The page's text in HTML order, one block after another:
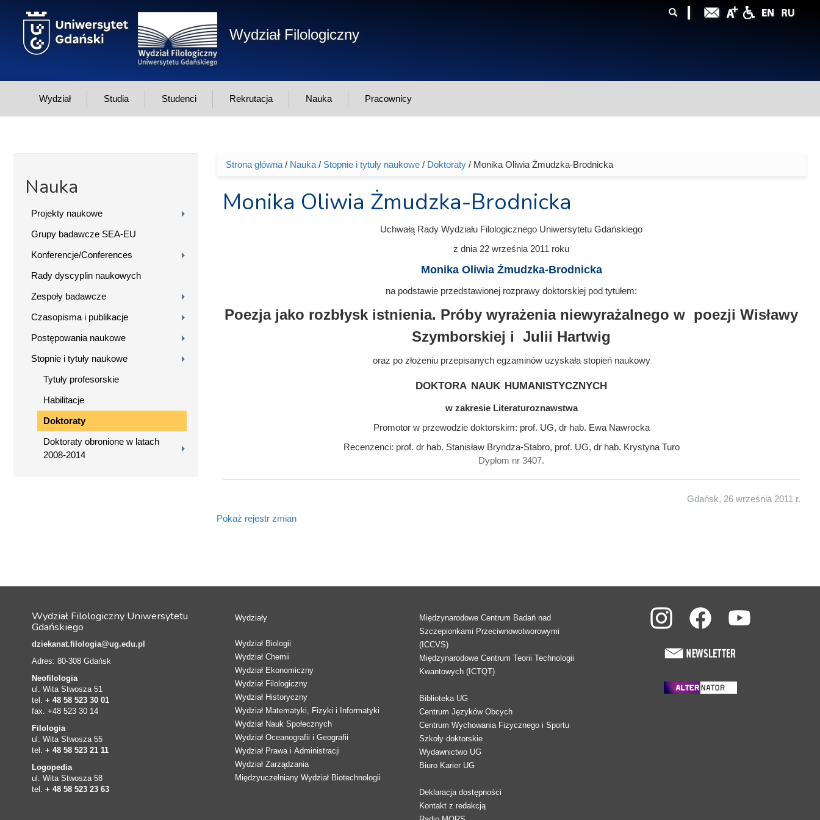
Wydział Filologiczny
Wydział Studia Studenci Rekrutacja Nauka Pracownicy
Nauka
Projekty naukowe
Grupy badawcze SEA-EU
Konferencje/Conferences
Rady dyscyplin naukowych
Zespoły badawcze
Czasopisma i publikacje
Postępowania naukowe
Stopnie i tytuły naukowe
Tytuły profesorskie
Habilitacje
Doktoraty
Doktoraty obronione w latach
2008-2014
Jesteś tutaj
Strona główna/ Nauka/ Stopnie i tytuły naukowe/ Doktoraty/ Monika Oliwia Żmudzka-Brodnicka
Monika Oliwia Żmudzka-Brodnicka
Uchwałą Rady Wydziału Filologicznego Uniwersytetu Gdańskiego
z dnia 22 września 2011 roku
Monika Oliwia Żmudzka-Brodnicka
na podstawie przedstawionej rozprawy doktorskiej pod tytułem:
Poezja jako rozbłysk istnienia. Próby wyrażenia niewyrażalnego w poezji Wisławy
Szymborskiej i Julii Hartwig
oraz po złożeniu przepisanych egzaminów uzyskała stopień naukowy
doktora nauk humanistycznych
w zakresie Literaturoznawstwa
Promotor w przewodzie doktorskim: prof. UG, dr hab. Ewa Nawrocka
Recenzenci: prof. dr hab. Stanisław Bryndza-Stabro, prof. UG, dr hab. Krystyna Turo
Dyplom nr 3407.
Gdańsk, 26 września 2011 r.
Pokaż rejestr zmian
Wydział Filologiczny Uniwersytetu
Gdańskiego
dziekanat.filologia@ug.edu.pl
Adres: 80-308 Gdańsk
Neofilologia
ul. Wita Stwosza 51
tel. + 48 58 523 30 01
fax. +48 523 30 14
Filologia
ul. Wita Stwosza 55
tel. + 48 58 523 21 11
Logopedia
ul. Wita Stwosza 58
tel. + 48 58 523 23 63
Wydziały
Wydział Biologii
Wydział Chemii
Wydział Ekonomiczny
Wydział Filologiczny
Wydział Historyczny
Wydział Matematyki, Fizyki i Informatyki
Wydział Nauk Społecznych
Wydział Oceanografii i Geografii
Wydział Prawa i Administracji
Wydział Zarządzania
Międzyuczelniany Wydział Biotechnologii
Międzynarodowe Centrum Badań nad
Szczepionkami Przeciwnowotworowymi
(ICCVS)
Międzynarodowe Centrum Teorii Technologii
Kwantowych (ICTQT)
Biblioteka UG
Centrum Języków Obcych
Centrum Wychowania Fizycznego i Sportu
Szkoły doktorskie
Wydawnictwo UG
Biuro Karier UG
Deklaracja dostępności
Kontakt z redakcją